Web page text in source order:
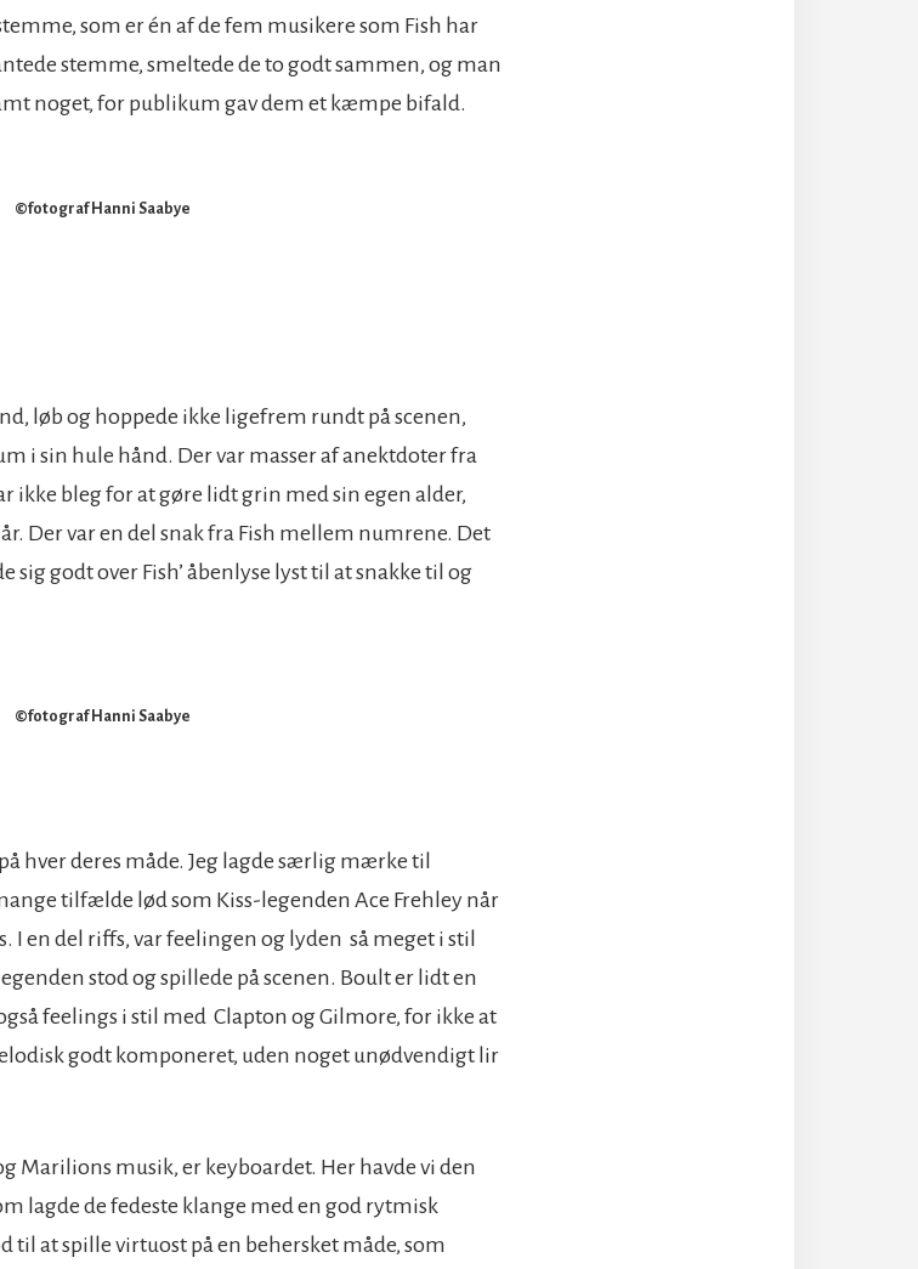
som er én af de fem musikere som Fish har
stemme, smeltede de to godt sammen, og man
noget, for publikum gav dem et kæmpe bifald.
©fotograf Hanni Saabye
løb og hoppede ikke ligefrem rundt på scenen,
i sin hule hånd. Der var masser af anektdoter fra
ikke bleg for at gøre lidt grin med sin egen alder,
Der var en del snak fra Fish mellem numrene. Det
godt over Fish’ åbenlyse lyst til at snakke til og
©fotograf Hanni Saabye
hver deres måde. Jeg lagde særlig mærke til
tilfælde lød som Kiss-legenden Ace Frehley når
I en del riffs, var feelingen og lyden så meget i stil
stod og spillede på scenen. Boult er lidt en
feelings i stil med Clapton og Gilmore, for ikke at
godt komponeret, uden noget unødvendigt lir
Marilions musik, er keyboardet. Her havde vi den
lagde de fedeste klange med en god rytmisk
til at spille virtuost på en behersket måde, som